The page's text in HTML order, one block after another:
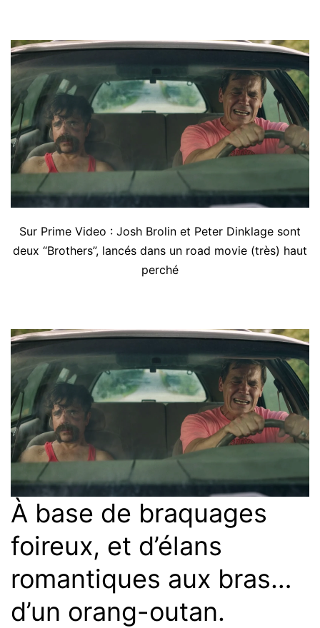
Sur Prime Video : Josh Brolin et Peter Dinklage sont
deux “Brothers”, lancés dans un road movie (très) haut
perché
À base de braquages
foireux, et d’élans
romantiques aux bras…
d’un orang-outan.